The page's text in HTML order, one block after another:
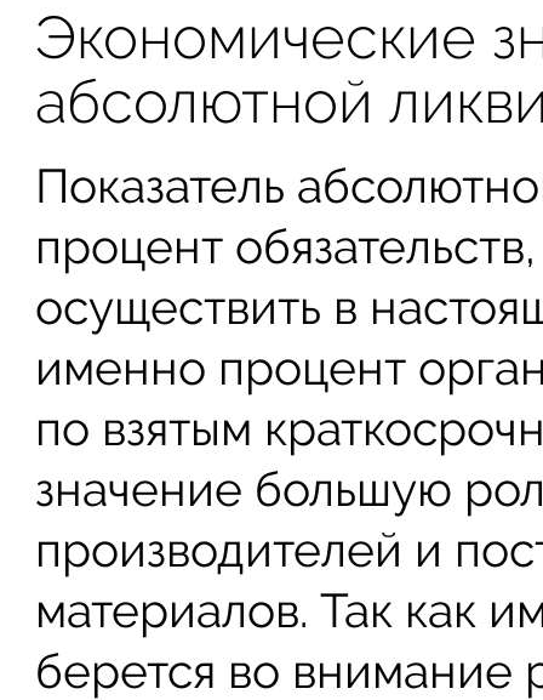
Экономические
абсолютной
Показатель
процент
осуществить в
именно процент
по взятым
значение большую
производителей и
материалов. Так как
берется во внимание